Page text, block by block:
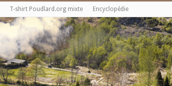
T-shirt Poudlard.org mixte Encyclopédie